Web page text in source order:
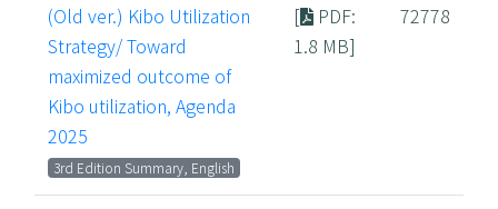
(Old ver.) Kibo Utilization
Strategy/ Toward
maximized outcome of
Kibo utilization, Agenda
2025
3rd Edition Summary, English
[ PDF:
1.8 MB]
72778